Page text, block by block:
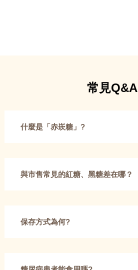
常見Q&A
什麼是「赤崁糖」?
與市售常見的紅糖、黑糖差在哪？
保存方式為何?